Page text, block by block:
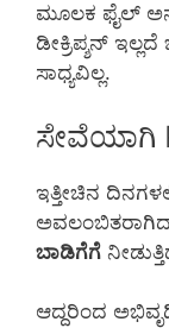
ಮೂಲಕ ಫೈಲ್
ಡೀಕ್ರಿಪ್ಶನ್
ಸಾಧ್ಯವಿಲ್ಲ.
ಸೇವೆಯಾಗಿ
ಇತ್ತೀಚಿನ
ಬಾಡಿಗೆಗೆ
ಆದ್ದರಿಂದ